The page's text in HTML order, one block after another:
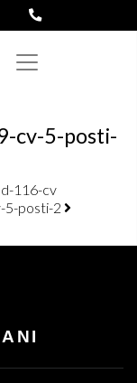
cv-5-posti-
116-cv
5-posti-2